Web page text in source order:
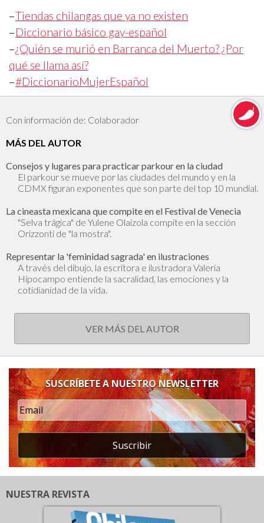
–Tiendas chilangas que ya no existen
–Diccionario básico gay-español
–¿Quién se murió en Barranca del Muerto? ¿Por
qué se llama así?
–#DiccionarioMujerEspañol
Con información de: Colaborador
MÁS DEL AUTOR
Consejos y lugares para practicar parkour en la ciudad
El parkour se mueve por las ciudades del mundo y en la
CDMX figuran exponentes que son parte del top 10 mundial.
La cineasta mexicana que compite en el Festival de Venecia
"Selva trágica" de Yulene Olaizola compite en la sección
Orizzonti de "la mostra".
Representar la 'feminidad sagrada' en ilustraciones
A través del dibujo, la escritora e ilustradora Valeria
Hipocampo entiende la sacralidad, las emociones y la
cotidianidad de la vida.
VER MÁS DEL AUTOR
SUSCRÍBETE A NUESTRO NEWSLETTER
Suscribir
NUESTRA REVISTA